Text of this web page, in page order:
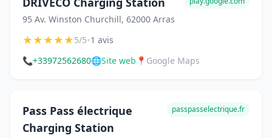
95 Av. Winston Churchill, 62000 Arras
★★★★★5/5•1 avis
📞+33972562680🌐Site web 📍 Google Maps
Pass Pass électrique
Charging Station
passpasselectrique.fr